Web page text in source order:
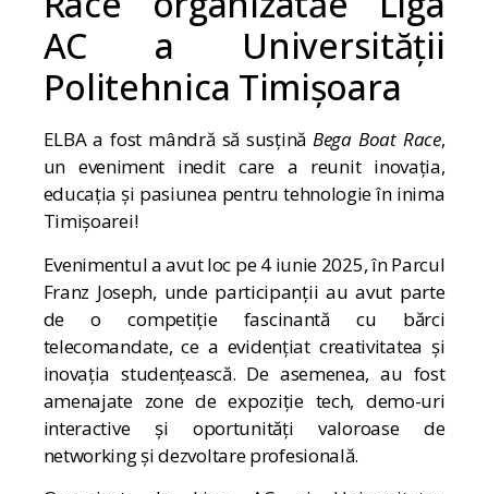
AC a Universității
Politehnica Timișoara
ELBA a fost mândră să susținăBega Boat Race,
un eveniment inedit care a reunit inovația,
educația și pasiunea pentru tehnologie în inima
Timișoarei!
Evenimentul a avut loc pe 4 iunie 2025, în Parcul
Franz Joseph, unde participanții au avut parte
de o competiție fascinantă cu bărci
telecomandate, ce a evidențiat creativitatea și
inovația studențească. De asemenea, au fost
amenajate zone de expoziție tech, demo-uri
interactive și oportunități valoroase de
networking și dezvoltare profesională.